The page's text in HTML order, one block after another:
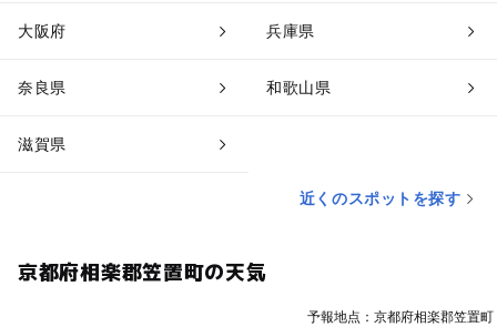
大阪府 兵庫県
奈良県 和歌山県
滋賀県
近くのスポットを探す
京都府相楽郡笠置町の天気
予報地点：京都府相楽郡笠置町